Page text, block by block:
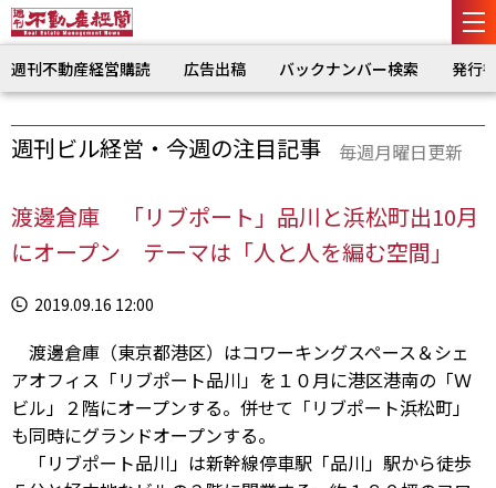
週刊不動産経営購読 広告出稿 バックナンバー検索 発行
週刊ビル経営・今週の注目記事 毎週月曜日更新
渡邊倉庫 「リブポート」品川と浜松町出10月
にオープン テーマは「人と人を編む空間」
2019.09.16 12:00
渡邊倉庫（東京都港区）はコワーキングスペース＆シェ
アオフィス「リブポート品川」を１０月に港区港南の「Ｗ
ビル」２階にオープンする。併せて「リブポート浜松町」
も同時にグランドオープンする。
「リブポート品川」は新幹線停車駅「品川」駅から徒歩